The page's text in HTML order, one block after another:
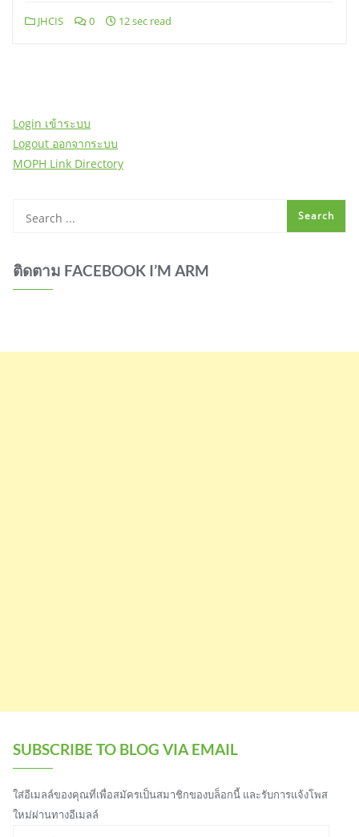
JHCIS 0 12 sec read
Login เข้าระบบ
Logout ออกจากระบบ
MOPH Link Directory
ติดตาม FACEBOOK I’M ARM
SUBSCRIBE TO BLOG VIA EMAIL
ใส่อีเมลล์ของคุณที่เพื่อสมัครเป็นสมาชิกของบล็อกนี้ และรับการแจ้งโพส
ใหม่ผ่านทางอีเมลล์